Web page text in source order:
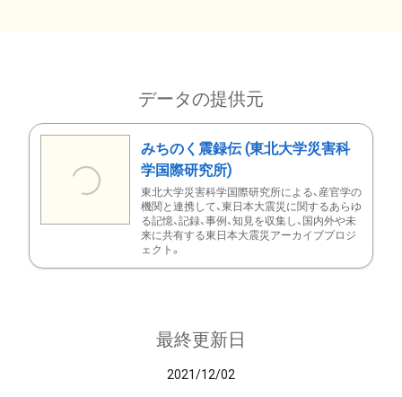
データの提供元
みちのく震録伝 (東北大学災害科
学国際研究所)
東北大学災害科学国際研究所による、産官学の
機関と連携して、東日本大震災に関するあらゆ
る記憶、記録、事例、知見を収集し、国内外や未
来に共有する東日本大震災アーカイブプロジ
ェクト。
最終更新日
2021/12/02